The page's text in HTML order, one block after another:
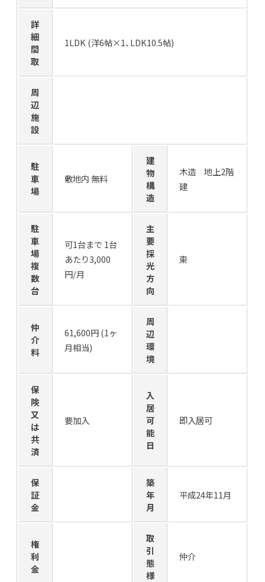
詳
細
間
取
1LDK (洋6帖×1、LDK10.5帖)
周
辺
施
設
駐
車
場
敷地内 無料
建
物
構
造
木造 地上2階
建
駐
車
場
複
数
台
可1台まで 1台
あたり3,000
円/月
主
要
採
光
方
向
東
仲
介
料
61,600円 (1ヶ
月相当)
周
辺
環
境
保
険
又
は
共
済
要加入
入
居
可
能
日
即入居可
保
証
金
築
年
月
平成24年11月
権
利
金
取
引
態
様
仲介